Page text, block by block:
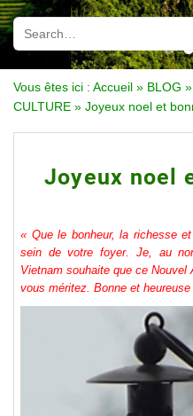
Vous êtes ici : Accueil » BLOG »
CULTURE » Joyeux noel et
Joyeux noel
« Que le bonheur, la richesse
sein de votre foyer. Je, au
Vietnam souhaite que ce Nouvel
vous méritez. Bonne et